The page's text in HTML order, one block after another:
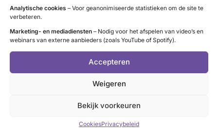
Analytische cookies – Voor geanonimiseerde statistieken om de site te
verbeteren.
Marketing- en mediadiensten – Nodig voor het afspelen van video’s en
webinars van externe aanbieders (zoals YouTube of Spotify).
Accepteren
Weigeren
Bekijk voorkeuren
CookiesPrivacybeleid
Dé maand om de noodzaak van goede kwaliteit van zorg
voor schildklierkankerpatiënten te onderstrepen.
Schildklier Organisatie Nederland (SON) laat deze maand
elke maandag één van de nieuwe ontwikkelingen zien op
het gebied van schildklierkanker, op onze website en via
schildklierkankerpatiënten belangrijk vindt?
Zet in de maand september je profielfoto op sociale media